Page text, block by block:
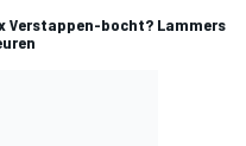
Verstappen-bocht? Lammers